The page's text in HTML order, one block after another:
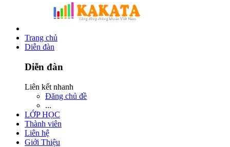
Trang chủ
Diễn đàn
Diễn đàn
Liên kết nhanh
Đăng chủ đề
...
LỚP HỌC
Thành viên
Liên hệ
Giới Thiệu